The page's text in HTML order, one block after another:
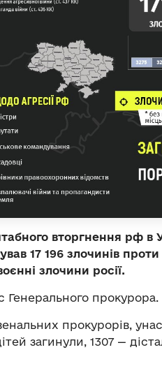
вторгнення рф в
17 196 злочинів
злочини росії.
Генерального прокурора.
прокурорів,
загинули, 1307 —